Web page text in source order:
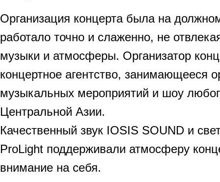
Организация концерта была на
работало точно и слаженно, не
музыки и атмосферы. Организатор
концертное агентство, занимающееся
музыкальных мероприятий и шоу
Центральной Азии.
Качественный звук IOSIS SOUND и
ProLight поддерживали атмосферу
внимание на себя.